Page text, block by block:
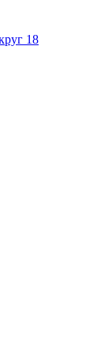
18